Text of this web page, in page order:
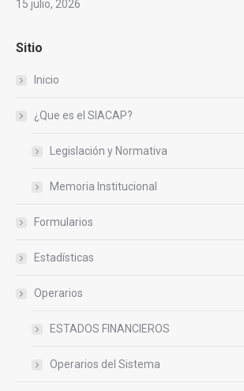
15 julio, 2026
Sitio
Inicio
¿Que es el SIACAP?
Legislación y Normativa
Memoria Institucional
Formularios
Estadísticas
Operarios
ESTADOS FINANCIEROS
Operarios del Sistema